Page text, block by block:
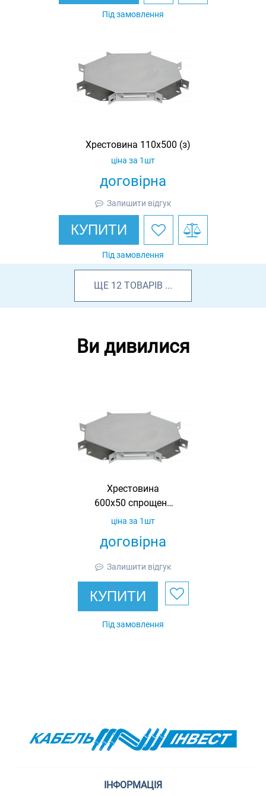
Під замовлення
Хрестовина 110х500 (з)
договірна
ціна за 1шт
Залишити відгук
КУПИТИ
Під замовлення
ЩЕ 12 ТОВАРІВ ...
Ви дивилися
Хрестовина
600х50 спрощена
в комплекті з
договірна
ціна за 1шт
Залишити відгук
КУПИТИ
Під замовлення
ІНФОРМАЦІЯ